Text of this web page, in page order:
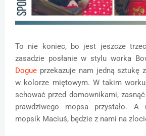
To nie koniec, bo jest jeszcze
zasadzie posłanie w stylu worka
Dogue przekazuje nam jedną sztukę
w kolorze miętowym. W takim
schować przed domownikami,
prawdziwego mopsa przystało.
mopsik Maciuś, będzie z nami na